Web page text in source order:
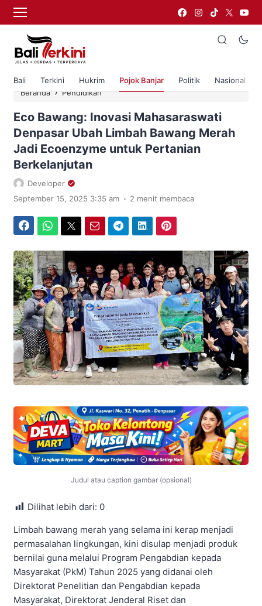
Bali Terkini Hukrim Pojok Banjar Politik Nasional
Beranda›Pendidikan
Eco Bawang: Inovasi Mahasaraswati
Denpasar Ubah Limbah Bawang Merah
Jadi Ecoenzyme untuk Pertanian
Berkelanjutan
Developer
September 15, 2025 3:35 am . 2 menit membaca
Judul atau caption gambar (opsional)
Dilihat lebih dari: 0
Limbah bawang merah yang selama ini kerap menjadi
permasalahan lingkungan, kini disulap menjadi produk
bernilai guna melalui Program Pengabdian kepada
Masyarakat (PkM) Tahun 2025 yang didanai oleh
Direktorat Penelitian dan Pengabdian kepada
Masyarakat, Direktorat Jenderal Riset dan